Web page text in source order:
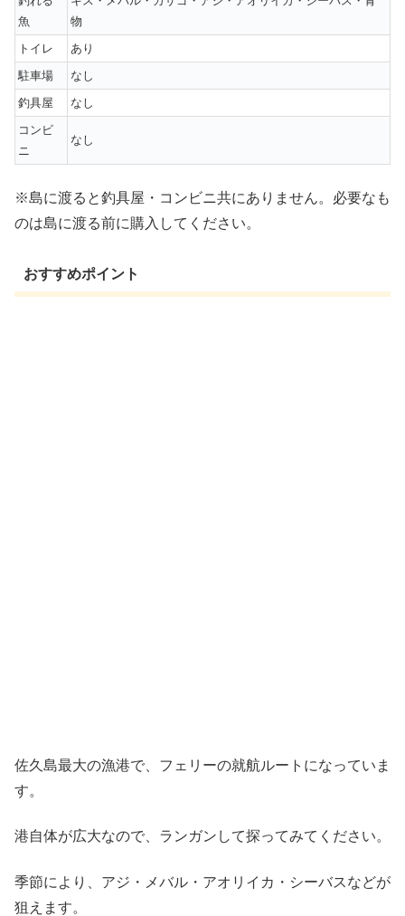
魚
物
トイレ
あり
駐車場
なし
釣具屋
なし
コンビ
ニ
なし
※島に渡ると釣具屋・コンビニ共にありません。必要なも
のは島に渡る前に購入してください。
おすすめポイント
佐久島最大の漁港で、フェリーの就航ルートになっていま
す。
港自体が広大なので、ランガンして探ってみてください。
季節により、アジ・メバル・アオリイカ・シーバスなどが
狙えます。